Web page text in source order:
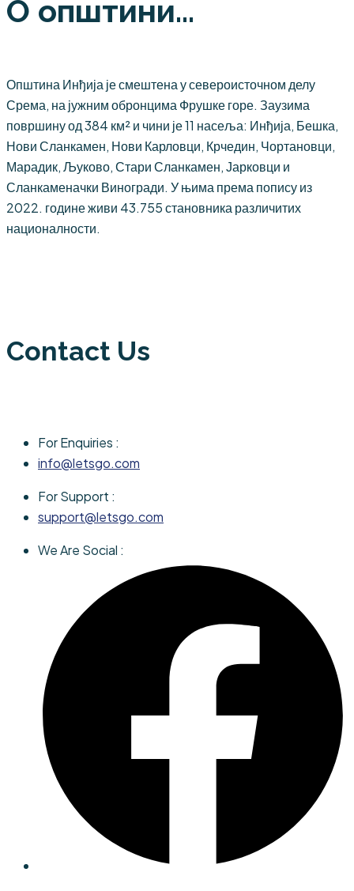
О општини...
Општина Инђија је смештена у североисточном делу
Срема, на јужним обронцима Фрушке горе. Заузима
површину од 384 км² и чини је 11 насеља: Инђија, Бешка,
Нови Сланкамен, Нови Карловци, Крчедин, Чортановци,
Марадик, Љуково, Стари Сланкамен, Јарковци и
Сланкаменачки Виногради. У њима према попису из
2022. године живи 43.755 становника различитих
националности.
Contact Us
For Enquiries :
info@letsgo.com
For Support :
support@letsgo.com
We Are Social :